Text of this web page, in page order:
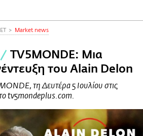
Market news
/ TV5MONDE: Μια
του Alain Delon
τη Δευτέρα 5 Ιουλίου στις
tv5mondeplus.com.